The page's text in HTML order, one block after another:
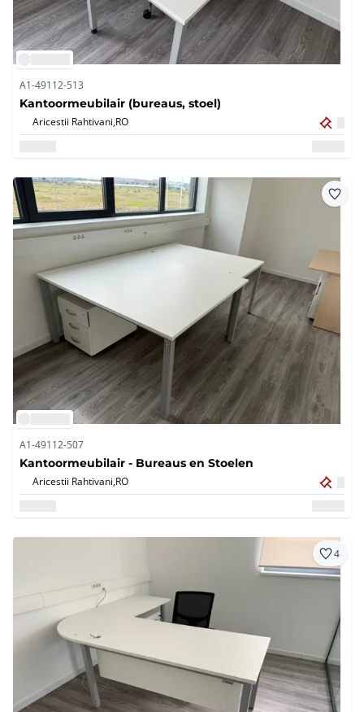
A1-49112-513
Kantoormeubilair (bureaus, stoel)
Aricestii Rahtivani,RO
A1-49112-507
Kantoormeubilair - Bureaus en Stoelen
Aricestii Rahtivani,RO
4